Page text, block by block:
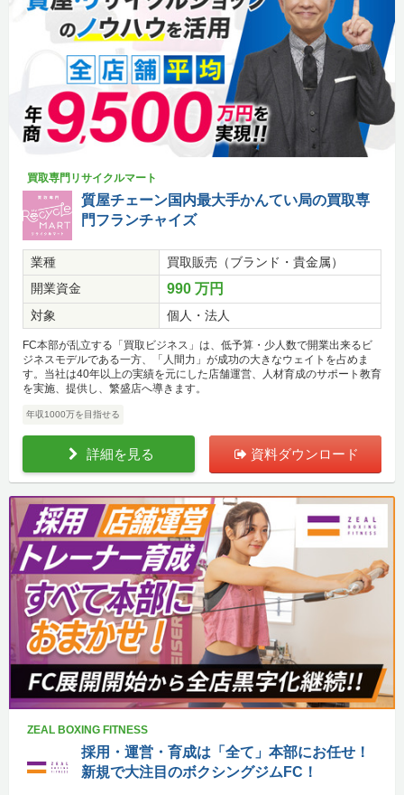
買取専門リサイクルマート
質屋チェーン国内最大手かんてい局の買取専
門フランチャイズ
業種
買取販売（ブランド・貴金属）
開業資金
990 万円
対象 個人・法人
FC本部が乱立する「買取ビジネス」は、低予算・少人数で開業出来るビ
ジネスモデルである一方、「人間力」が成功の大きなウェイトを占めま
す。当社は40年以上の実績を元にした店舗運営、人材育成のサポート教育
を実施、提供し、繁盛店へ導きます。
年収1000万を目指せる
詳細を見る 資料ダウンロード
ZEAL BOXING FITNESS
採用・運営・育成は「全て」本部にお任せ！
新規で大注目のボクシングジムFC！